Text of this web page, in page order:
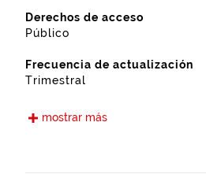
Derechos de acceso
Público
Frecuencia de actualización
Trimestral
Idiomas
mostrar más